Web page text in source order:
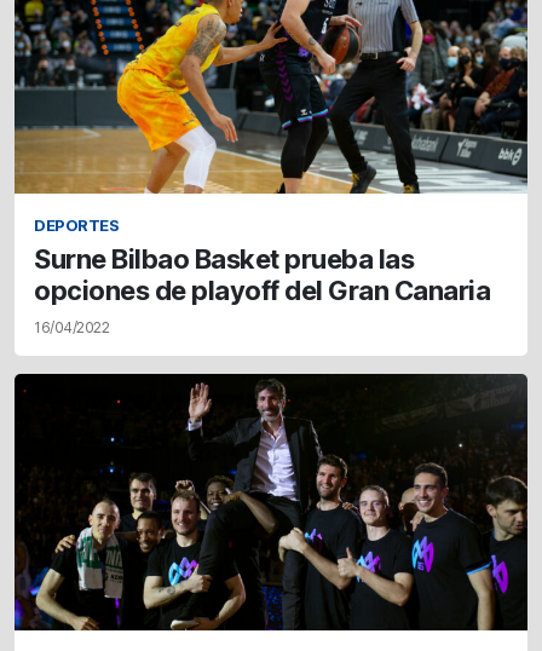
DEPORTES
Surne Bilbao Basket prueba las
opciones de playoff del Gran Canaria
16/04/2022